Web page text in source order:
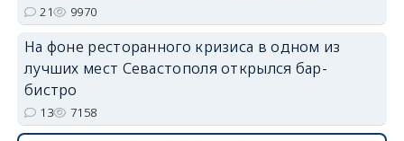
21 9970
На фоне ресторанного кризиса в одном из
лучших мест Севастополя открылся бар-
бистро
13 7158